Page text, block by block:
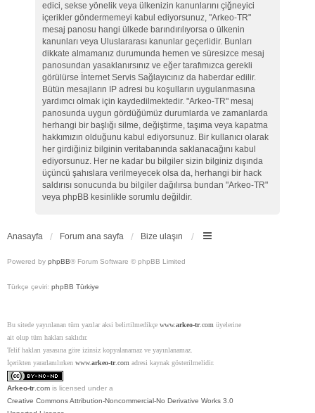
edici, sekse yönelik veya ülkenizin kanunlarını çiğneyici
içerikler göndermemeyi kabul ediyorsunuz, "Arkeo-TR"
mesaj panosu hangi ülkede barındırılıyorsa o ülkenin
kanunları veya Uluslararası kanunlar geçerlidir. Bunları
dikkate almamanız durumunda hemen ve süresizce mesaj
panosundan yasaklanırsınız ve eğer tarafımızca gerekli
görülürse İnternet Servis Sağlayıcınız da haberdar edilir.
Bütün mesajların IP adresi bu koşulların uygulanmasına
yardımcı olmak için kaydedilmektedir. "Arkeo-TR" mesaj
panosunda uygun gördüğümüz durumlarda ve zamanlarda
herhangi bir başlığı silme, değiştirme, taşıma veya kapatma
hakkımızın olduğunu kabul ediyorsunuz. Bir kullanıcı olarak
her girdiğiniz bilginin veritabanında saklanacağını kabul
ediyorsunuz. Her ne kadar bu bilgiler sizin bilginiz dışında
üçüncü şahıslara verilmeyecek olsa da, herhangi bir hack
saldırısı sonucunda bu bilgiler dağılırsa bundan "Arkeo-TR"
veya phpBB kesinlikle sorumlu değildir.
Anasayfa Forum ana sayfa Bize ulaşın
Powered by phpBB® Forum Software © phpBB Limited
Türkçe çeviri: phpBB Türkiye
Bu sitede yayınlanan tüm yazılar aksi belirtilmedikçe www.arkeo-tr.com üyelerine
ait olup tüm hakları saklıdır.
Telif hakları yasasına göre izinsiz kopyalanamaz ve yayınlanamaz.
İçerikten yararlanılırken www.arkeo-tr.com adresi kaynak gösterilmelidir.
Arkeo-tr .com is licensed under a
Creative Commons Attribution-Noncommercial-No Derivative Works 3.0